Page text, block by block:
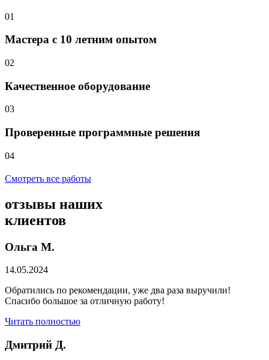
01
Мастера с 10 летним опытом
02
Качественное оборудование
03
Проверенные программные решения
04
Смотреть все работы
отзывы наших
клиентов
Ольга М.
14.05.2024
Обратились по рекомендации, уже два раза выручили!
Спасибо большое за отличную работу!
Читать полностью
Дмитрий Д.